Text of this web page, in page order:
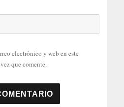
electrónico y web en este
que comente.